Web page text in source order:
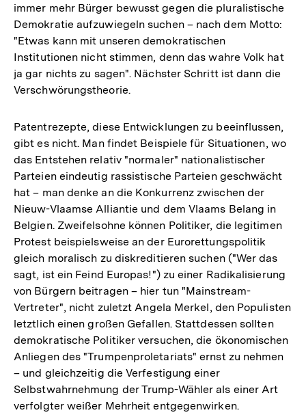
immer mehr Bürger bewusst gegen die pluralistische
Demokratie aufzuwiegeln suchen – nach dem Motto:
"Etwas kann mit unseren demokratischen
Institutionen nicht stimmen, denn das wahre Volk hat
ja gar nichts zu sagen". Nächster Schritt ist dann die
Verschwörungstheorie.
Patentrezepte, diese Entwicklungen zu beeinflussen,
gibt es nicht. Man findet Beispiele für Situationen, wo
das Entstehen relativ "normaler" nationalistischer
Parteien eindeutig rassistische Parteien geschwächt
hat – man denke an die Konkurrenz zwischen der
Nieuw-Vlaamse Alliantie und dem Vlaams Belang in
Belgien. Zweifelsohne können Politiker, die legitimen
Protest beispielsweise an der Eurorettungspolitik
gleich moralisch zu diskreditieren suchen ("Wer das
sagt, ist ein Feind Europas!") zu einer Radikalisierung
von Bürgern beitragen – hier tun "Mainstream-
Vertreter", nicht zuletzt Angela Merkel, den Populisten
letztlich einen großen Gefallen. Stattdessen sollten
demokratische Politiker versuchen, die ökonomischen
Anliegen des "Trumpenproletariats" ernst zu nehmen
– und gleichzeitig die Verfestigung einer
Selbstwahrnehmung der Trump-Wähler als einer Art
verfolgter weißer Mehrheit entgegenwirken.